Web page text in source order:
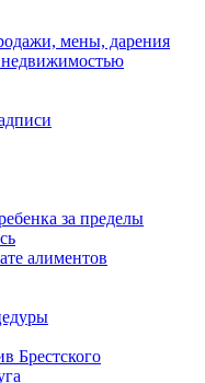
мены, дарения
за пределы
алиментов
Брестского